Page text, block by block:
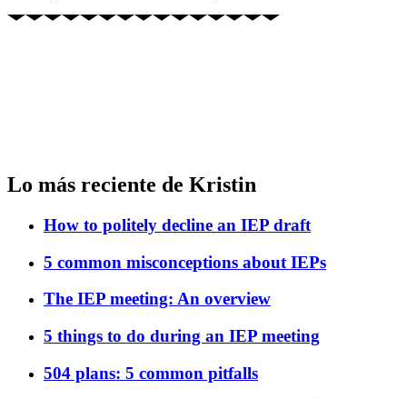
Lo más reciente de Kristin
How to politely decline an IEP draft
5 common misconceptions about IEPs
The IEP meeting: An overview
5 things to do during an IEP meeting
504 plans: 5 common pitfalls